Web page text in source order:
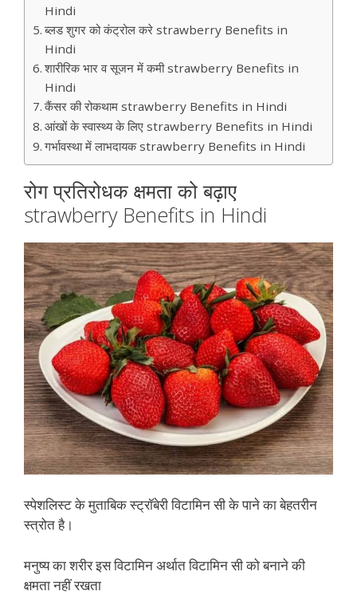
Hindi
ब्लड शुगर को कंट्रोल करे strawberry Benefits in
Hindi
शारीरिक भार व सूजन में कमी strawberry Benefits in
Hindi
कैंसर की रोकथाम strawberry Benefits in Hindi
आंखों के स्वास्थ्य के लिए strawberry Benefits in Hindi
गर्भावस्था में लाभदायक strawberry Benefits in Hindi
रोग प्रतिरोधक क्षमता को बढ़ाए
strawberry Benefits in Hindi
स्पेशलिस्ट के मुताबिक स्ट्रॉबेरी विटामिन सी के पाने का बेहतरीन
स्त्रोत है।
मनुष्य का शरीर इस विटामिन अर्थात विटामिन सी को बनाने की
क्षमता नहीं रखता